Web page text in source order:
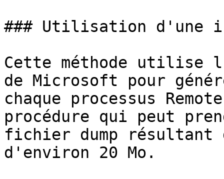
### Utilisation d'une
Cette méthode utilise
de Microsoft pour
chaque processus
procédure qui peut
fichier dump
d'environ 20 Mo.